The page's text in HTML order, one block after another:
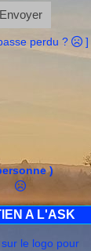
Envoyer
perdu ? ]
)
A L'ASK
le logo pour